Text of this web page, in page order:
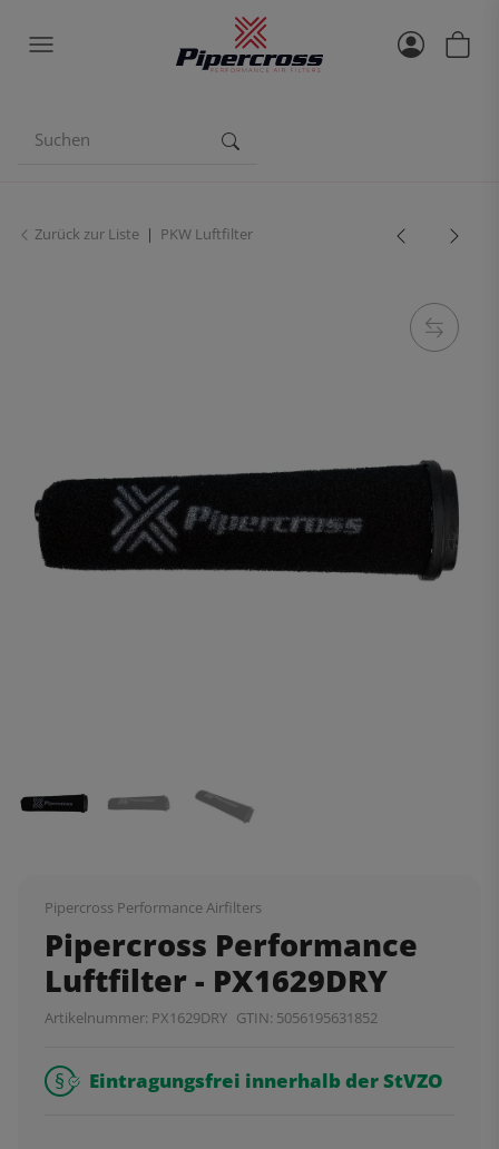
Zurück zur Liste PKW Luftfilter
Pipercross Performance Airfilters
Pipercross Performance
Luftfilter - PX1629DRY
Artikelnummer: PX1629DRY GTIN: 5056195631852
Eintragungsfrei innerhalb der StVZO